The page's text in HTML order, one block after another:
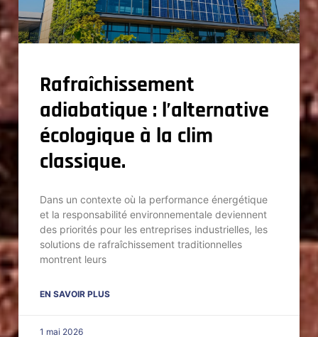
Rafraîchissement
adiabatique : l’alternative
écologique à la clim
classique.
Dans un contexte où la performance énergétique
et la responsabilité environnementale deviennent
des priorités pour les entreprises industrielles, les
solutions de rafraîchissement traditionnelles
montrent leurs
EN SAVOIR PLUS
1 mai 2026